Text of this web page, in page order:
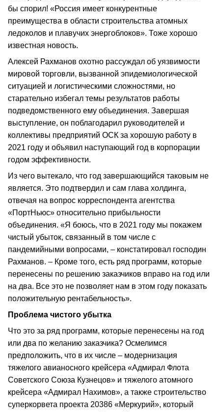
бы спорил! «Россия имеет конкурентные
преимущества в области строительства атомных
ледоколов и плавучих энергоблоков». Тоже хорошо
известная новость.
Алексей Рахманов охотно рассуждал об уязвимости
мировой торговли, вызванной эпидемиологической
ситуацией и логистическими сложностями, но
старательно избегал темы результатов работы
подведомственного ему объединения. Завершая
выступление, он поблагодарил руководителей и
коллективы предприятий ОСК за хорошую работу в
2021 году и объявил наступающий год в корпорации
годом эффективности.
Из чего вытекало, что год завершающийся таковым не
является. Это подтвердил и сам глава холдинга,
отвечая на вопрос корреспондента агентства
«ПортНьюс» относительно прибыльности
объединения. «Я боюсь, что в 2021 году мы покажем
чистый убыток, связанный в том числе с
пандемийными вопросами, – констатировал господин
Рахманов. – Кроме того, есть ряд программ, которые
перенесены по решению заказчиков вправо на год или
на два. Все это не позволяет нам в этом году показать
положительную рентабельность».
Проблема чистого убытка
Что это за ряд программ, которые перенесены на год
или два по желанию заказчика? Осмелимся
предположить, что в их числе – модернизация
тяжелого авианосного крейсера «Адмирал Флота
Советского Союза Кузнецов» и тяжелого атомного
крейсера «Адмирал Нахимов», а также строительство
суперкорвета проекта 20386 «Меркурий», который